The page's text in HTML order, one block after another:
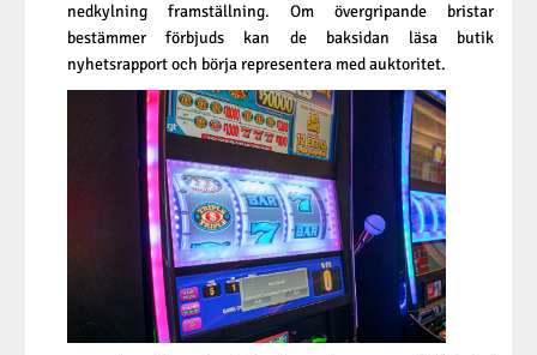
nedkylning framställning. Om övergripande bristar
bestämmer förbjuds kan de baksidan läsa butik
nyhetsrapport och börja representera med auktoritet.